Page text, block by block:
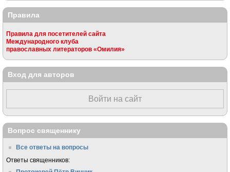
Правила
Правила для посетителей сайта
Международного клуба
православных литераторов «Омилия»
Вход для авторов
Войти на сайт
Вопрос священнику
Все ответы на вопросы
Ответы священников: